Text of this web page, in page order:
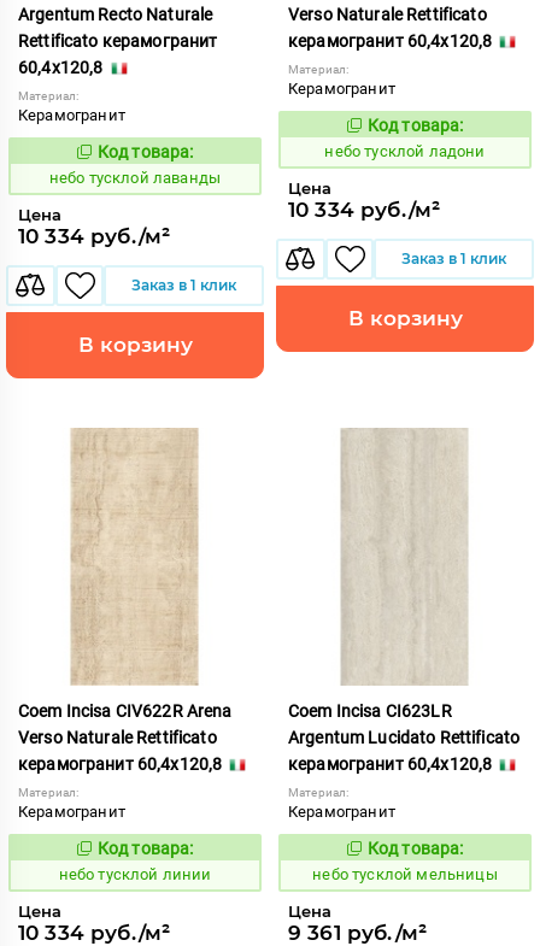
Argentum Recto Naturale
Rettificato керамогранит
60,4x120,8
Материал:
Керамогранит
1122666
Код товара:
небо тусклой лаванды
Цена
10 334 руб./м²
Заказ в 1 клик
В корзину
Verso Naturale Rettificato
керамогранит 60,4x120,8
Материал:
Керамогранит
1122667
Код товара:
небо тусклой ладони
Цена
10 334 руб./м²
Заказ в 1 клик
В корзину
Coem Incisa CIV622R Arena
Verso Naturale Rettificato
керамогранит 60,4x120,8
Материал:
Керамогранит
1122669
Код товара:
небо тусклой линии
Цена
10 334 руб./м²
Coem Incisa CI623LR
Argentum Lucidato Rettificato
керамогранит 60,4x120,8
Материал:
Керамогранит
1122674
Код товара:
небо тусклой мельницы
Цена
9 361 руб./м²